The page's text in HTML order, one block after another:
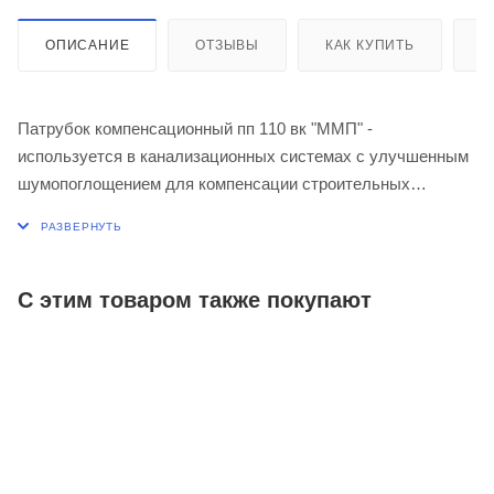
ОПИСАНИЕ ОТЗЫВЫ КАК КУПИТЬ
Патрубок компенсационный пп 110 вк "ММП" -
используется в канализационных системах с улучшенным
шумопоглощением для компенсации строительных
С этим товаром также покупают